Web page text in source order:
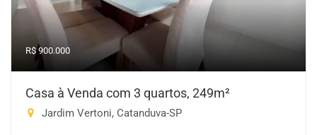
R$ 900.000
Casa à Venda com 3 quartos, 249m²
Jardim Vertoni, Catanduva-SP